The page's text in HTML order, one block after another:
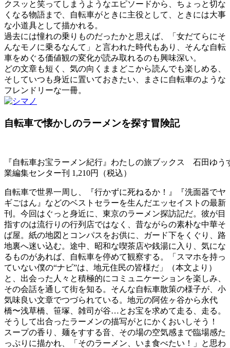
クスッと笑ってしまうようなエピソードから、ちょっと切な
くなる物語まで、自転車がときに主役として、ときには大事
な小道具として描かれる。
過去には憧れの乗りものだったかと思えば、「女だてらにそ
んなモノに乗るなんて」と言われた時代もあり、そんな自転
車をめぐる価値観の変化が読み取れるのも興味深い。
どの文章も短く、気の向くままどこから読んでも楽しめる、
そしていつも身近に置いておきたい、まさに自転車のような
フレンドリーな一冊。
自転車で懐かしのラーメンを探す冒険記
『自転車お宝ラーメン紀行』わたしの旅ブックス 石田ゆう
業編集センター刊 1,210円（税込）
自転車で世界一周し、『行かずに死ねるか！』『洗面器でヤ
ギごはん』などのベストセラーを生んだエッセイストの最新
刊。今回はぐっと身近に、東京のラーメン探訪記だ。彼が目
指すのは流行りの行列店ではなく、昔ながらの素朴な中華そ
ば屋。紙の地図とコンパスをお供に、ガード下をくぐり、路
地裏へ迷い込む。途中、昭和な喫茶店や銭湯に入り、気にな
るものがあれば、自転車を停めて観察する。「スマホを持っ
ていない僕の“ナビ”は、地元住民の皆様だ」（本文より）
と、出会った人々と積極的にコミュニケーションを楽しみ、
その会話を通して街を知る。そんな自転車散策の様子が、小
気味良い文章でつづられている。地元の阿佐ヶ谷から永代
橋〜浅草橋、笹塚、雑司が谷…とお宝を求めて走る、走る。
そうして出合ったラーメンの描写がとにかくおいしそう！
スープの香り、麺をすする音、その場の空気感まで臨場感た
っぷりに描かれ、「そのラーメン、いま食べたい！」と思わ